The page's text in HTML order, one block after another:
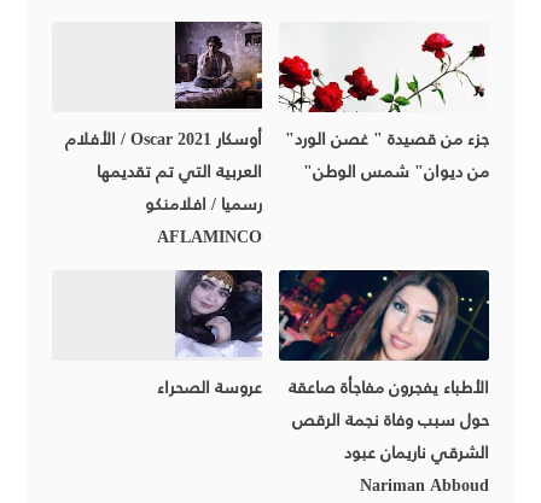
أوسكار 2021 Oscar / الأفلام
العربية التي تم تقديمها
رسميا / افلامنكو
AFLAMINCO
جزء من قصيدة " غصن الورد"
من ديوان" شمس الوطن"
عروسة الصحراء
الأطباء يفجرون مفاجأة صاعقة
حول سبب وفاة نجمة الرقص
الشرقي ناريمان عبود
Nariman Abboud